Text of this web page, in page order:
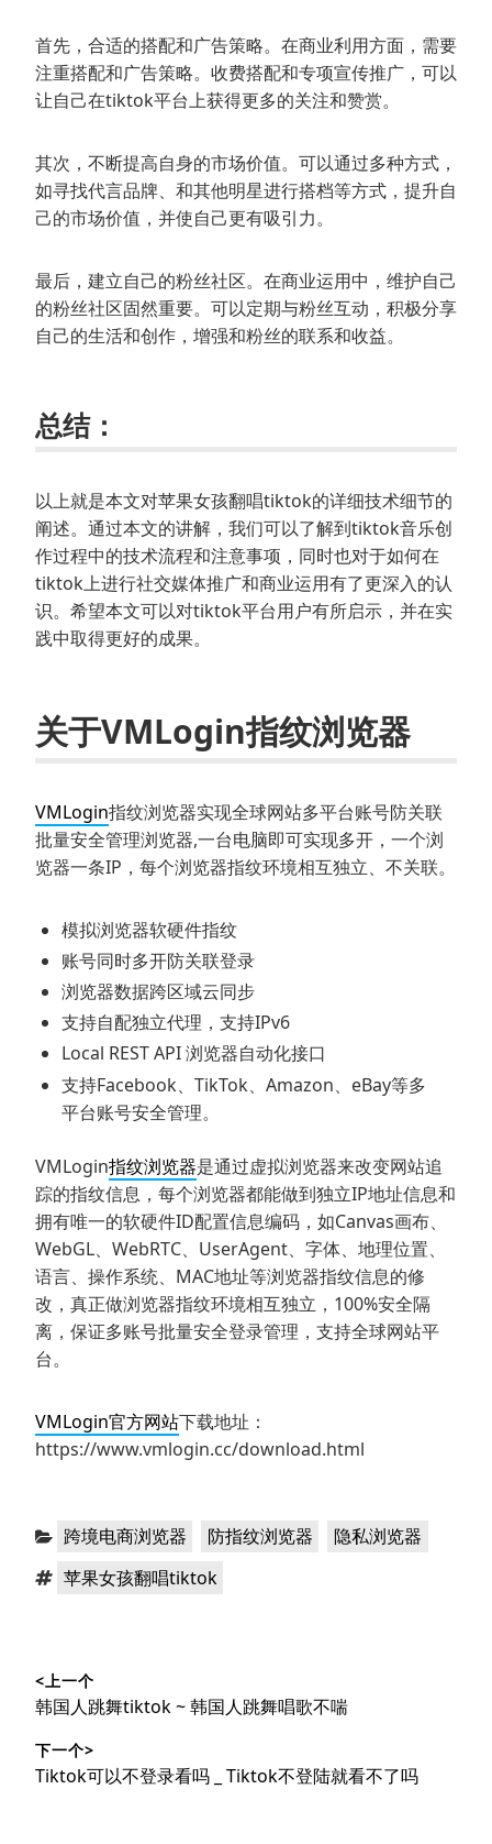
首先，合适的搭配和广告策略。在商业利用方面，需要
注重搭配和广告策略。收费搭配和专项宣传推广，可以
让自己在tiktok平台上获得更多的关注和赞赏。
其次，不断提高自身的市场价值。可以通过多种方式，
如寻找代言品牌、和其他明星进行搭档等方式，提升自
己的市场价值，并使自己更有吸引力。
最后，建立自己的粉丝社区。在商业运用中，维护自己
的粉丝社区固然重要。可以定期与粉丝互动，积极分享
自己的生活和创作，增强和粉丝的联系和收益。
总结：
以上就是本文对苹果女孩翻唱tiktok的详细技术细节的
阐述。通过本文的讲解，我们可以了解到tiktok音乐创
作过程中的技术流程和注意事项，同时也对于如何在
tiktok上进行社交媒体推广和商业运用有了更深入的认
识。希望本文可以对tiktok平台用户有所启示，并在实
践中取得更好的成果。
关于VMLogin指纹浏览器
VMLogin指纹浏览器实现全球网站多平台账号防关联
批量安全管理浏览器,一台电脑即可实现多开，一个浏
览器一条IP，每个浏览器指纹环境相互独立、不关联。
模拟浏览器软硬件指纹
账号同时多开防关联登录
浏览器数据跨区域云同步
支持自配独立代理，支持IPv6
Local REST API 浏览器自动化接口
支持Facebook、TikTok、Amazon、eBay等多
平台账号安全管理。
VMLogin指纹浏览器是通过虚拟浏览器来改变网站追
踪的指纹信息，每个浏览器都能做到独立IP地址信息和
拥有唯一的软硬件ID配置信息编码，如Canvas画布、
WebGL、WebRTC、UserAgent、字体、地理位置、
语言、操作系统、MAC地址等浏览器指纹信息的修
改，真正做浏览器指纹环境相互独立，100%安全隔
离，保证多账号批量安全登录管理，支持全球网站平
台。
VMLogin官方网站下载地址：
https://www.vmlogin.cc/download.html
分
跨境电商浏览器 ，防指纹浏览器 ，
隐私浏览器
标 苹果女孩翻唱tiktok
章
导
航
<上一个
上
文
章：
韩国人跳舞tiktok ~ 韩国人跳舞唱歌不喘
下一个>
下
Tiktok可以不登录看吗 _ Tiktok不登陆就看不了吗